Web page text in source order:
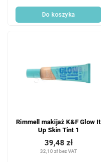
Do koszyka
Rimmell makijaż K&F Glow It
Up Skin Tint 1
32,10 zł bez VAT
39,48 zł